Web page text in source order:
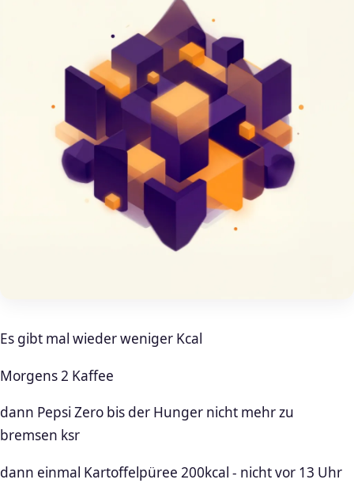
Es gibt mal wieder weniger Kcal
Morgens 2 Kaffee
dann Pepsi Zero bis der Hunger nicht mehr zu
bremsen ksr
dann einmal Kartoffelpüree 200kcal - nicht vor 13 Uhr